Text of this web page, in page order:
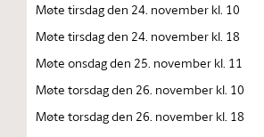
Møte tirsdag den 24. november kl. 10
Møte tirsdag den 24. november kl. 18
Møte onsdag den 25. november kl. 11
Møte torsdag den 26. november kl. 10
Møte torsdag den 26. november kl. 18